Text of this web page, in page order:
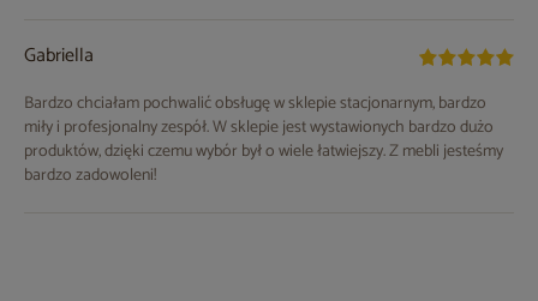
Gabriella
Bardzo chciałam pochwalić obsługę w sklepie stacjonarnym, bardzo
miły i profesjonalny zespół. W sklepie jest wystawionych bardzo dużo
produktów, dzięki czemu wybór był o wiele łatwiejszy. Z mebli jesteśmy
bardzo zadowoleni!